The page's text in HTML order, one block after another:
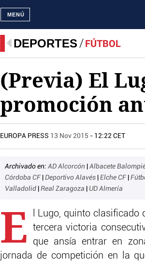
MENÚ
DEPORTES FÚTBOL
(Previa) El
promoción
EUROPA PRESS 13 Nov 2015 - 12:22 CET
Archivado en: AD Alcorcón Albacete
Córdoba CF
Deportivo Alavés Elche CF
Valladolid
Real Zaragoza UD Almería
E
l Lugo, quinto clasificado
tercera victoria
que ansía entrar en
jornada de competición en la